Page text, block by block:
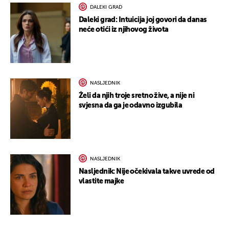
DALEKI GRAD
Daleki grad: Intuicija joj govori da danas
neće otići iz njihovog života
NASLJEDNIK
Želi da njih troje sretno žive, a nije ni
svjesna da ga je odavno izgubila
NASLJEDNIK
Nasljednik: Nije očekivala takve uvrede od
vlastite majke